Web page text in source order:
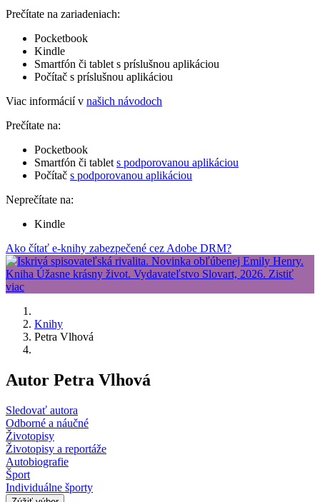
Prečítate na zariadeniach:
Pocketbook
Kindle
Smartfón či tablet s príslušnou aplikáciou
Počítač s príslušnou aplikáciou
Viac informácií v našich návodoch
Prečítate na:
Pocketbook
Smartfón či tablet s podporovanou aplikáciou
Počítač s podporovanou aplikáciou
Neprečítate na:
Kindle
Ako čítať e-knihy zabezpečené cez Adobe DRM?
Knihy
Petra Vlhová
Autor Petra Vlhová
Sledovať autora
Odborné a náučné
Životopisy
Životopisy a reportáže
Autobiografie
Šport
Individuálne športy